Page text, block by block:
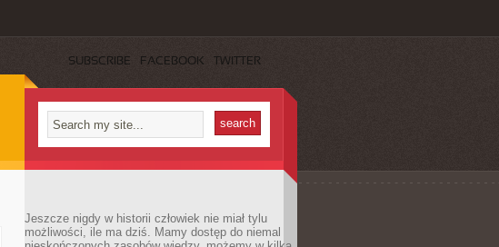
SUBSCRIBE FACEBOOK TWITTER
Jeszcze nigdy w historii człowiek nie miał tylu
możliwości, ile ma dziś. Mamy dostęp do niemal